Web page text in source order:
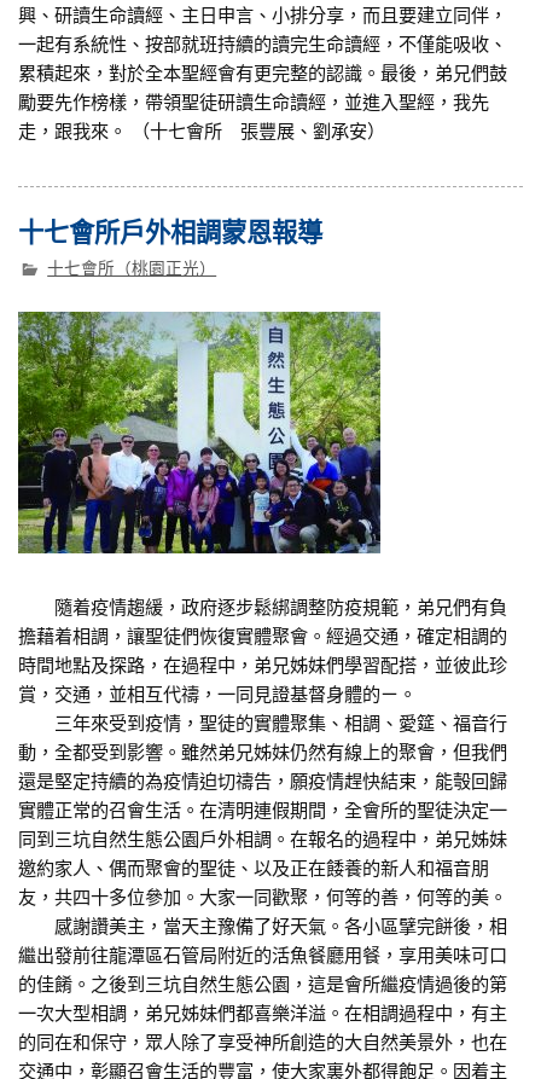
興、研讀生命讀經、主日申言、小排分享，而且要建立同伴，
一起有系統性、按部就班持續的讀完生命讀經，不僅能吸收、
累積起來，對於全本聖經會有更完整的認識。最後，弟兄們鼓
勵要先作榜樣，帶領聖徒研讀生命讀經，並進入聖經，我先
走，跟我來。 （十七會所 張豐展、劉承安）
十七會所戶外相調蒙恩報導
十七會所（桃園正光）
隨着疫情趨緩，政府逐步鬆綁調整防疫規範，弟兄們有負
擔藉着相調，讓聖徒們恢復實體聚會。經過交通，確定相調的
時間地點及探路，在過程中，弟兄姊妹們學習配搭，並彼此珍
賞，交通，並相互代禱，一同見證基督身體的ㄧ。
三年來受到疫情，聖徒的實體聚集、相調、愛筵、福音行
動，全都受到影響。雖然弟兄姊妹仍然有線上的聚會，但我們
還是堅定持續的為疫情迫切禱告，願疫情趕快結束，能彀回歸
實體正常的召會生活。在清明連假期間，全會所的聖徒決定一
同到三坑自然生態公園戶外相調。在報名的過程中，弟兄姊妹
邀約家人、偶而聚會的聖徒、以及正在餧養的新人和福音朋
友，共四十多位參加。大家一同歡聚，何等的善，何等的美。
感謝讚美主，當天主豫備了好天氣。各小區擘完餅後，相
繼出發前往龍潭區石管局附近的活魚餐廳用餐，享用美味可口
的佳餚。之後到三坑自然生態公園，這是會所繼疫情過後的第
一次大型相調，弟兄姊妹們都喜樂洋溢。在相調過程中，有主
的同在和保守，眾人除了享受神所創造的大自然美景外，也在
交通中，彰顯召會生活的豐富，使大家裏外都得飽足。因着主